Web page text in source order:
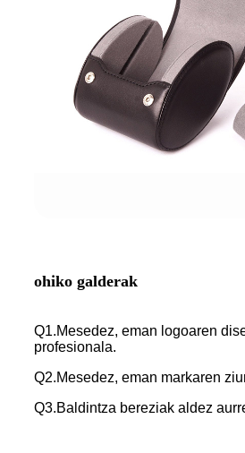
ohiko galderak
Q1.Mesedez, eman logoaren
profesionala.
Q2.Mesedez, eman markaren
Q3.Baldintza bereziak aldez